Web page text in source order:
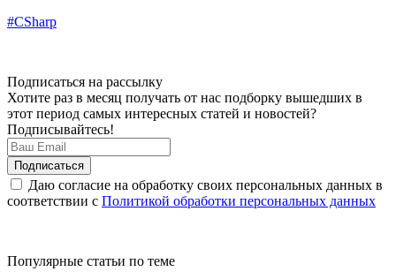
#CSharp
Подписаться на рассылку
Хотите раз в месяц получать от нас подборку вышедших в
этот период самых интересных статей и новостей?
Подписывайтесь!
Даю согласие на обработку своих персональных данных в
соответствии с Политикой обработки персональных данных
Популярные статьи по теме